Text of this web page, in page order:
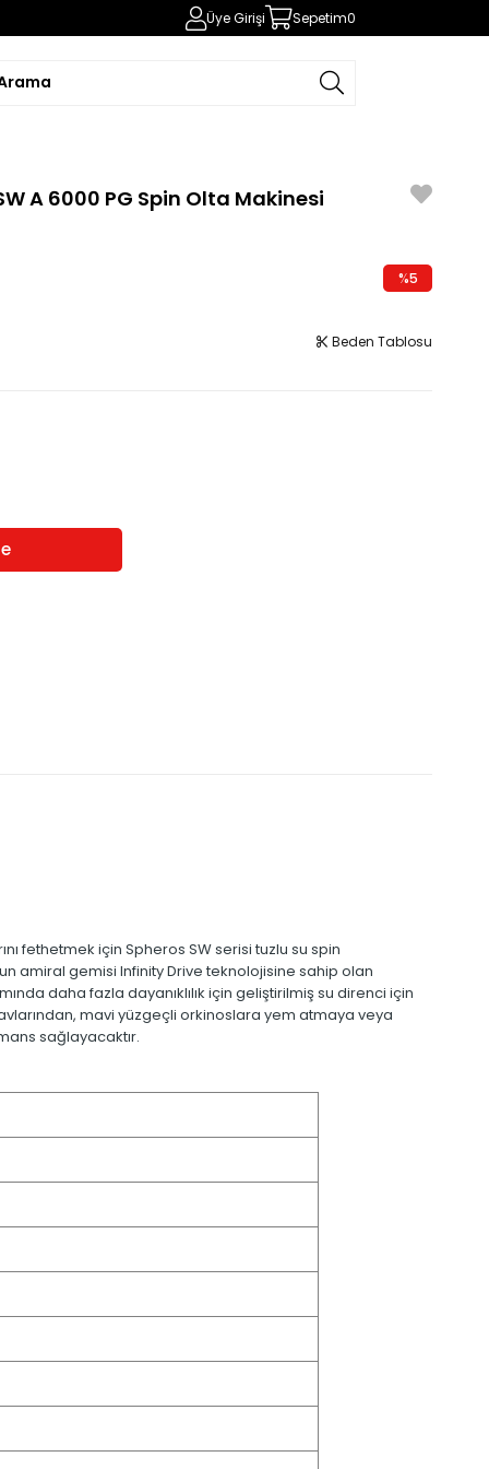
Üye Girişi Sepetim0
A 6000 PG Spin Olta Makinesi
%5
Beden Tablosu
fethetmek için Spheros SW serisi tuzlu su spin
amiral gemisi Infinity Drive teknolojisine sahip olan
daha fazla dayanıklılık için geliştirilmiş su direnci için
mavi yüzgeçli orkinoslara yem atmaya veya
sağlayacaktır.